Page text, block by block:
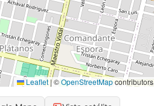
Leaflet |©OpenStreetMapcontributors